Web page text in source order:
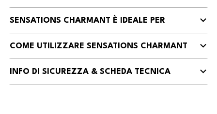
SENSATIONS CHARMANT È IDEALE PER
COME UTILIZZARE SENSATIONS CHARMANT
INFO DI SICUREZZA & SCHEDA TECNICA